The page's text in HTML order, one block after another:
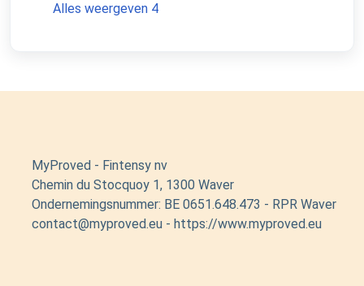
Alles weergeven 4
MyProved - Fintensy nv
Chemin du Stocquoy 1, 1300 Waver
Ondernemingsnummer: BE 0651.648.473 - RPR Waver
contact@myproved.eu - https://www.myproved.eu